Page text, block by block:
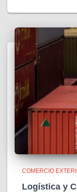
COMERCIO
Logística y